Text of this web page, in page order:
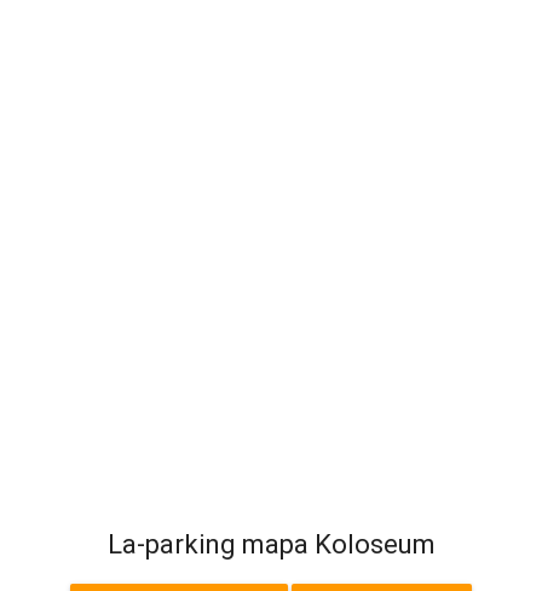
La-parking mapa Koloseum